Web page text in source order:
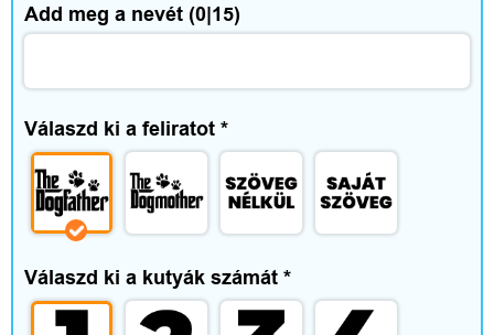
k
Add meg a nevét (0|15)
Válaszd ki a feliratot *
Válaszd ki a kutyák számát *